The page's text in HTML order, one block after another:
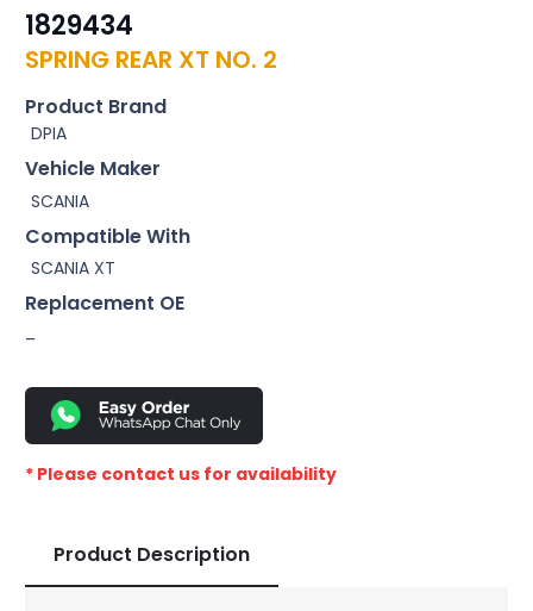
1829434
SPRING REAR XT NO. 2
Product Brand
DPIA
Vehicle Maker
SCANIA
Compatible With
SCANIA XT
Replacement OE
–
* Please contact us for availability
Product Description